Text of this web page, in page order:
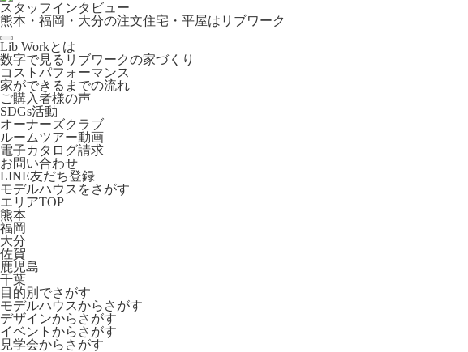
スタッフインタビュー
熊本・福岡・大分の注文住宅・平屋はリブワーク
Lib Workとは
数字で見るリブワークの家づくり
コストパフォーマンス
家ができるまでの流れ
ご購入者様の声
SDGs活動
オーナーズクラブ
ルームツアー動画
電子カタログ請求
お問い合わせ
LINE友だち登録
モデルハウスをさがす
エリアTOP
熊本
福岡
大分
佐賀
鹿児島
千葉
目的別でさがす
モデルハウスからさがす
デザインからさがす
イベントからさがす
見学会からさがす